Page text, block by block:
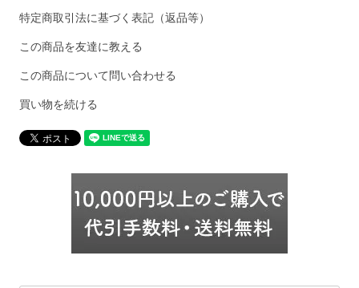
特定商取引法に基づく表記（返品等）
この商品を友達に教える
この商品について問い合わせる
買い物を続ける